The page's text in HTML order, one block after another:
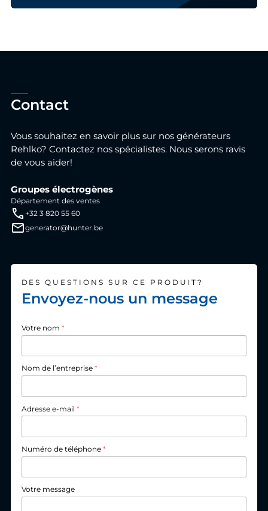
Contact
Vous souhaitez en savoir plus sur nos générateurs
Rehlko? Contactez nos spécialistes. Nous serons ravis
de vous aider!
Groupes électrogènes
Département des ventes
+32 3 820 55 60
generator@hunter.be
DES QUESTIONS SUR CE PRODUIT?
Envoyez-nous un message
Votre nom *
Nom de l’entreprise *
Adresse e-mail *
Numéro de téléphone *
Votre message